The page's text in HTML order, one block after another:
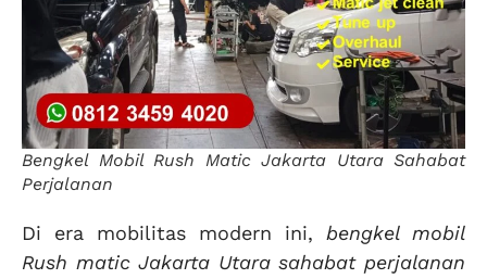
Bengkel Mobil Rush Matic Jakarta Utara Sahabat
Perjalanan
Di era mobilitas modern ini, bengkel mobil
Rush matic Jakarta Utara sahabat perjalanan